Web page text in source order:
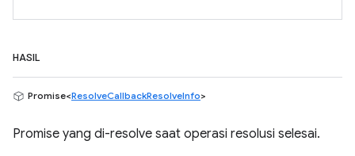
HASIL
Promise<ResolveCallbackResolveInfo>
Promise yang di-resolve saat operasi resolusi selesai.